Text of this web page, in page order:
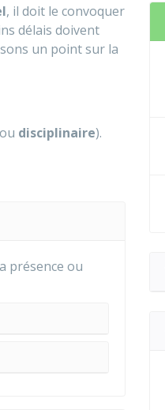
, il doit le convoquer
délais doivent
un point sur la
ou disciplinaire).
présence ou